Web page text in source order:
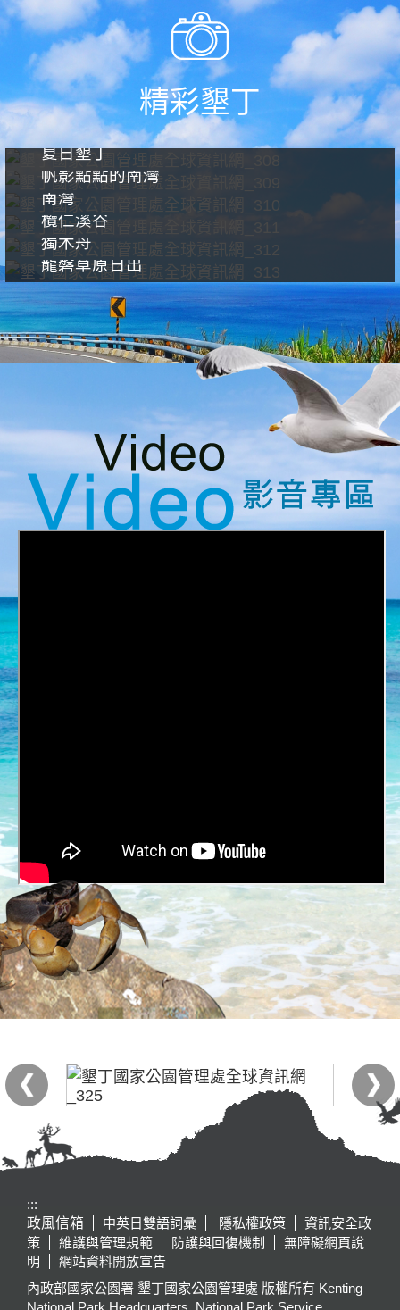
精彩墾丁
夏日墾丁
帆影點點的南灣
南灣
欖仁溪谷
獨木舟
龍磐草原日出
:::
政風信箱
中英日雙語詞彙 隱私權政策
資訊安全政
策
維護與管理規範 防護與回復機制
無障礙網頁說
明
網站資料開放宣告
內政部國家公園署 墾丁國家公園管理處 版權所有 Kenting
National Park Headquarters, National Park Service,